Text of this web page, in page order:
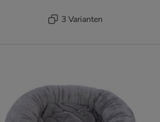
3 Varianten